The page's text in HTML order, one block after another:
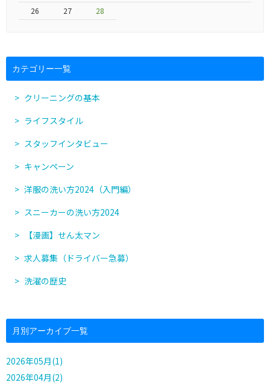
26
27 28
カテゴリー一覧
クリーニングの基本
ライフスタイル
スタッフインタビュー
キャンペーン
洋服の洗い方2024（入門編）
スニーカーの洗い方2024
【漫画】せん太マン
求人募集（ドライバー急募）
洗濯の歴史
月別アーカイブ一覧
2026年05月(1)
2026年04月(2)